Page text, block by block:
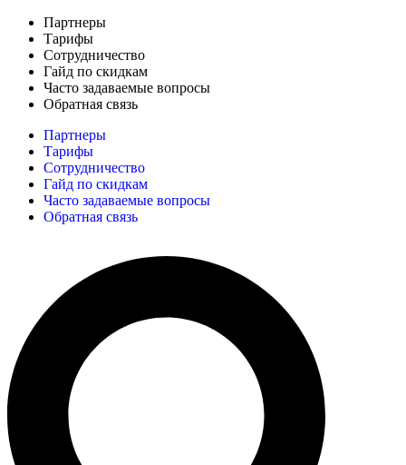
Партнеры
Тарифы
Сотрудничество
Гайд по скидкам
Часто задаваемые вопросы
Обратная связь
Партнеры
Тарифы
Сотрудничество
Гайд по скидкам
Часто задаваемые вопросы
Обратная связь